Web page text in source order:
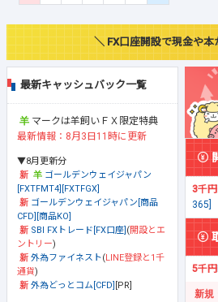
＼ FX口座開設で現金や本
最新キャッシュバック一覧
マークは羊飼いＦＸ限定特典
最新情報：8月3日11時に更新
▼8月更新分
ゴールデンウェイジャパン
[FXTFMT4][FXTFGX]
ゴールデンウェイジャパン[商品
CFD][商品KO]
SBI FXトレード[FX口座] (開設とエ
ントリー)
外為ファイネスト(LINE登録と1千
通貨)
外為どっとコム[CFD] [PR]
3千円
365]
5千円